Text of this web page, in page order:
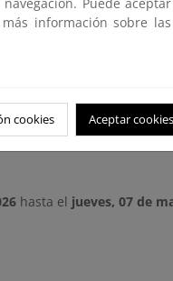
por Real Decreto 876/
plazo de cuatro años.
un plazo de veinte
estimen oportunas.
hasta el jueves, 07 de
información sobre las
cookies Aceptar cookies